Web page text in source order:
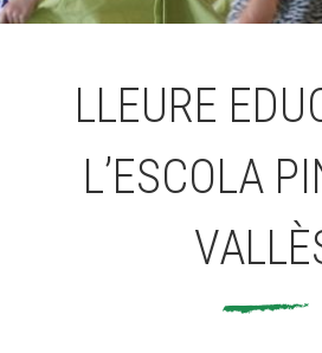
LLEURE
L’ESCOLA
ACCIÓ SOCIAL
ESPLAIS